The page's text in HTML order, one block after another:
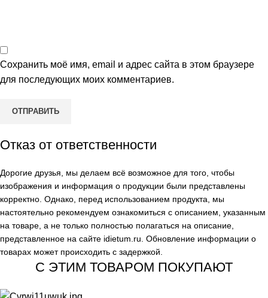
Сохранить моё имя, email и адрес сайта в этом браузере
для последующих моих комментариев.
Отказ от ответственности
Дорогие друзья, мы делаем всё возможное для того, чтобы
изображения и информация о продукции были представлены
корректно. Однако, перед использованием продукта, мы
настоятельно рекомендуем ознакомиться с описанием, указанным
на товаре, а не только полностью полагаться на описание,
представленное на сайте idietum.ru . Обновление информации о
товарах может происходить с задержкой.
С ЭТИМ ТОВАРОМ ПОКУПАЮТ